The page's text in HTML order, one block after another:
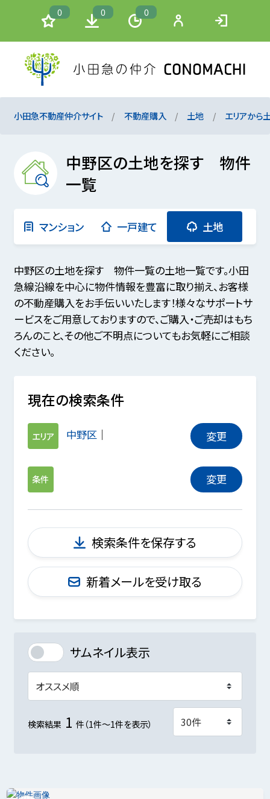
0 0 0
小田急不動産仲介サイト 不動産購入 土地 エリアから
中野区の土地を探す 物件
一覧
マンション 一戸建て 土地
中野区の土地を探す 物件一覧の土地一覧です。小田
急線沿線を中心に物件情報を豊富に取り揃え、お客様
の不動産購入をお手伝いいたします！様々なサポートサ
ービスをご用意しておりますので、ご購入・ご売却はもち
ろんのこと、その他ご不明点についてもお気軽にご相談
ください。
現在の検索条件
エリア 中野区 変更
条件 変更
検索条件を保存する
新着メールを受け取る
サムネイル表示
検索結果 1 件（1件～1件を表示）